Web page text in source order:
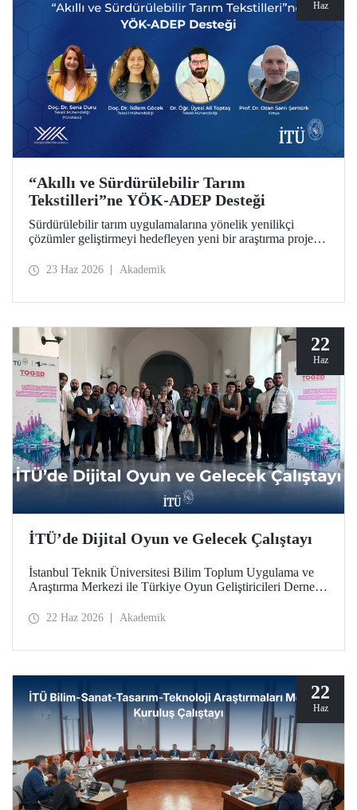
Haz
“Akıllı ve Sürdürülebilir Tarım
Tekstilleri”ne YÖK-ADEP Desteği
Sürdürülebilir tarım uygulamalarına yönelik yenilikçi
çözümler geliştirmeyi hedefleyen yeni bir araştırma projesi,
değerli ürünlere dönüştürülmesini amaçlayan çalışma;
23 Haz 2026 Akademik
22
Haz
İTÜ’de Dijital Oyun ve Gelecek Çalıştayı
İstanbul Teknik Üniversitesi Bilim Toplum Uygulama ve
Araştırma Merkezi ile Türkiye Oyun Geliştiricileri Derneği
Gelecek Çalıştayı”, 17 Haziran 2026 tarihinde İTÜ
22 Haz 2026 Akademik
22
Haz